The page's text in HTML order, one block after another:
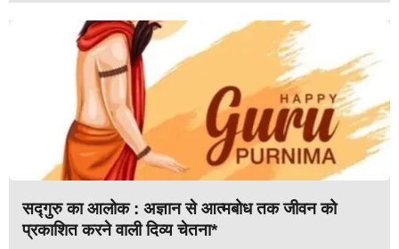
सद्गुरु का आलोक : अज्ञान से आत्मबोध तक जीवन को
प्रकाशित करने वाली दिव्य चेतना*